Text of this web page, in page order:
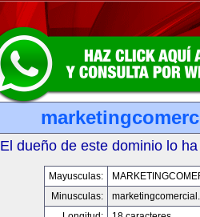
El dueño de este dominio lo
Mayusculas:
Minusculas: